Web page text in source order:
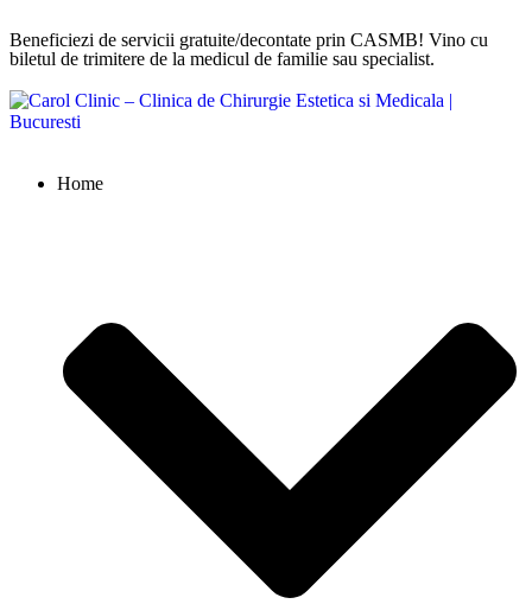
Beneficiezi de servicii gratuite/decontate prin CASMB! Vino cu
biletul de trimitere de la medicul de familie sau specialist.
Home